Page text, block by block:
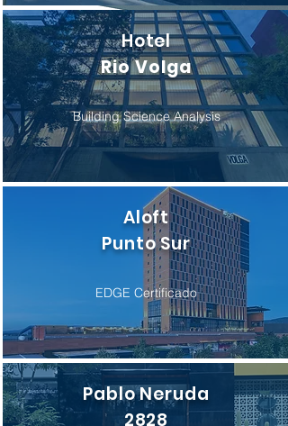
Hotel
Rio Volga
Building Science Analysis
Aloft
Punto Sur
EDGE Certificado
Pablo Neruda
2828